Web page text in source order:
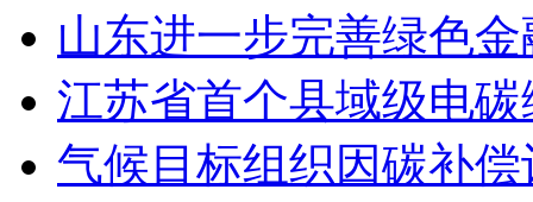
山东进一步完善绿色
江苏省首个县域级电
气候目标组织因碳补